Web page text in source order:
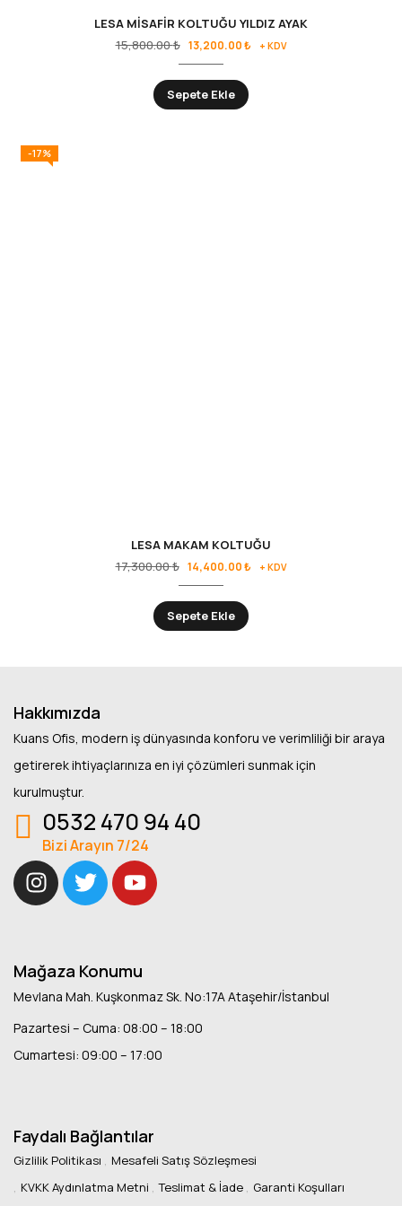
LESA MİSAFİR KOLTUĞU YILDIZ AYAK
15,800.00₺ 13,200.00₺ + KDV
Sepete Ekle
-17%
LESA MAKAM KOLTUĞU
17,300.00₺ 14,400.00₺ + KDV
Sepete Ekle
Hakkımızda
Kuans Ofis, modern iş dünyasında konforu ve verimliliği bir araya
getirerek ihtiyaçlarınıza en iyi çözümleri sunmak için
kurulmuştur.
0532 470 94 40
Bizi Arayın 7/24
Mağaza Konumu
Mevlana Mah. Kuşkonmaz Sk. No:17A Ataşehir/İstanbul
Pazartesi – Cuma: 08:00 – 18:00
Cumartesi: 09:00 – 17:00
Faydalı Bağlantılar
Gizlilik Politikası
Mesafeli Satış Sözleşmesi
KVKK Aydınlatma Metni
Teslimat & İade Garanti Koşulları